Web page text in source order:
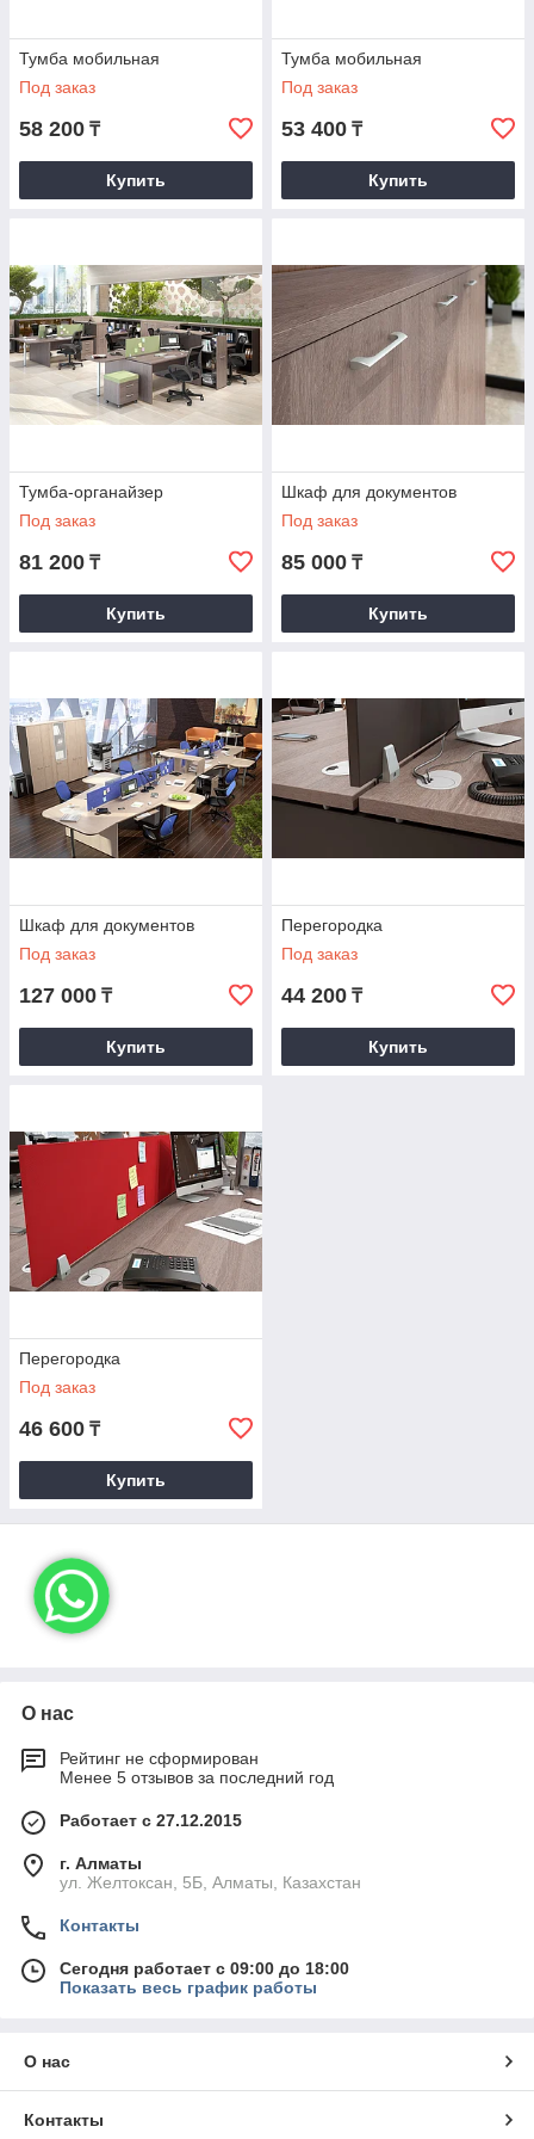
Упаковка:
многослойный гофрокартон, пенопласт,
пластиковые уголки.
Тумба мобильная
Под заказ
58 200 ₸
Купить
Тумба мобильная
Под заказ
53 400 ₸
Купить
Тумба-органайзер
Под заказ
81 200 ₸
Купить
Шкаф для документов
Под заказ
85 000 ₸
Купить
Шкаф для документов
Под заказ
127 000 ₸
Купить
Перегородка
Под заказ
44 200 ₸
Купить
Перегородка
Под заказ
46 600 ₸
Купить
О нас
Рейтинг не сформирован
Менее 5 отзывов за последний год
Работает с 27.12.2015
г. Алматы
ул. Желтоксан, 5Б, Алматы, Казахстан
Контакты
Сегодня работает с 09:00 до 18:00
Показать весь график работы
О нас
Контакты